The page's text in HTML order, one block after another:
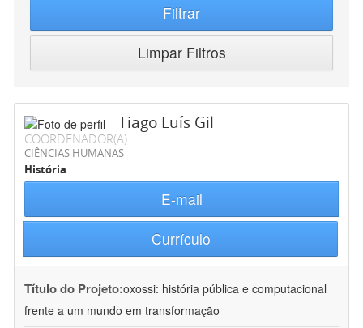
Filtrar
Limpar Filtros
Tiago Luís Gil
COORDENADOR(A)
CIÊNCIAS HUMANAS
História
E-mail
Currículo
Título do Projeto:oxossi: história pública e computacional
frente a um mundo em transformação